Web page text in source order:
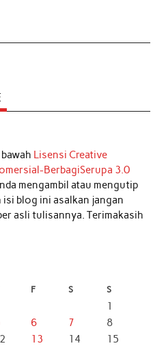
Lisensi Creative
BerbagiSerupa 3.0
mengambil atau mengutip
blog ini asalkan jangan
asli tulisannya. Terimakasih
F S S
1
6 7
8
13 14
15